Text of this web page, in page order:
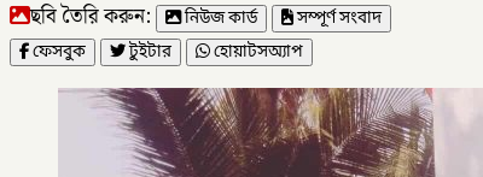
ছবি তৈরি করুন: নিউজ কার্ড
সম্পূর্ণ সংবাদ
ফেসবুক
টুইটার হোয়াটসঅ্যাপ